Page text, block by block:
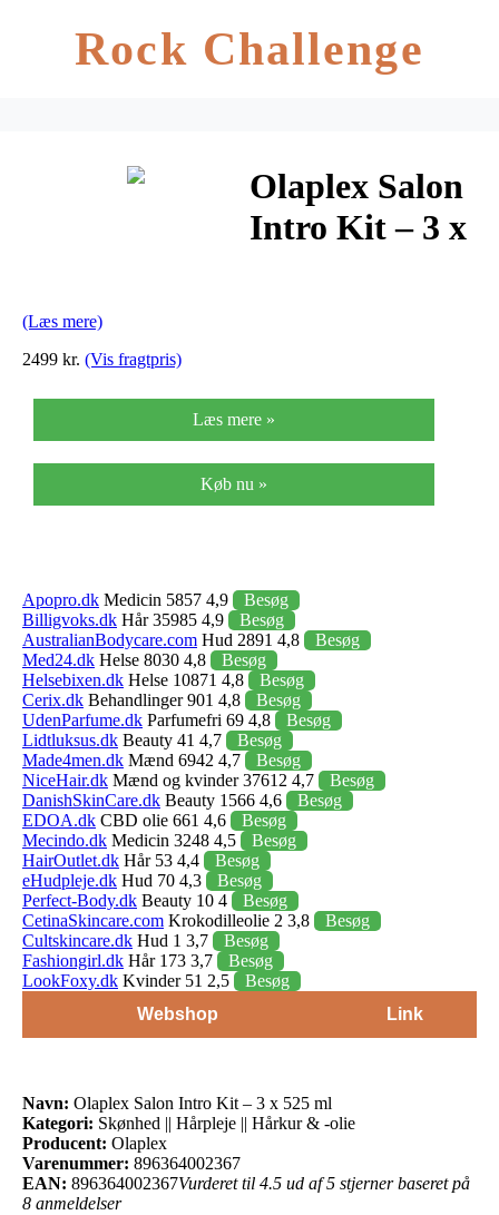
Rock Challenge
Olaplex Salon
Intro Kit – 3 x
(Læs mere)
2499 kr. (Vis fragtpris)
Læs mere »
Køb nu »
Apopro.dk Medicin 5857 4,9
Besøg
Billigvoks.dk Hår 35985 4,9
Besøg
AustralianBodycare.com Hud 2891 4,8
Besøg
Med24.dk Helse 8030 4,8
Besøg
Helsebixen.dk Helse 10871 4,8
Besøg
Cerix.dk Behandlinger 901 4,8
Besøg
UdenParfume.dk Parfumefri 69 4,8
Besøg
Lidtluksus.dk Beauty 41 4,7
Besøg
Made4men.dk Mænd 6942 4,7
Besøg
NiceHair.dk Mænd og kvinder 37612 4,7
Besøg
DanishSkinCare.dk Beauty 1566 4,6
Besøg
EDOA.dk CBD olie 661 4,6
Besøg
Mecindo.dk Medicin 3248 4,5
Besøg
HairOutlet.dk Hår 53 4,4
Besøg
eHudpleje.dk Hud 70 4,3
Besøg
Perfect-Body.dk Beauty 10 4
Besøg
CetinaSkincare.com Krokodilleolie 2 3,8
Besøg
Cultskincare.dk Hud 1 3,7
Besøg
Fashiongirl.dk Hår 173 3,7
Besøg
LookFoxy.dk Kvinder 51 2,5
Besøg
Webshop
Link
Navn: Olaplex Salon Intro Kit – 3 x 525 ml
Kategori: Skønhed || Hårpleje || Hårkur & -olie
Producent: Olaplex
Varenummer: 896364002367
EAN: 896364002367Vurderet til 4.5 ud af 5 stjerner baseret på
8 anmeldelser